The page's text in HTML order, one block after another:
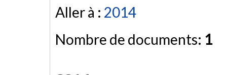
Aller à : 2014
Nombre de documents: 1